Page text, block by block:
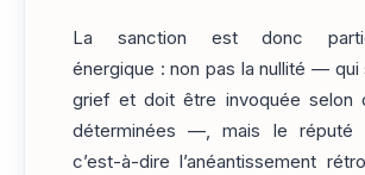
La sanction est donc
énergique : non pas la nullité — qui
grief et doit être invoquée selon
déterminées —, mais le réputé
c’est-à-dire l’anéantissement